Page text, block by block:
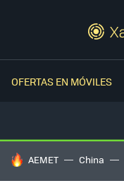
OFERTAS EN MÓVILES
HOY SE HABLA DE
AEMET China